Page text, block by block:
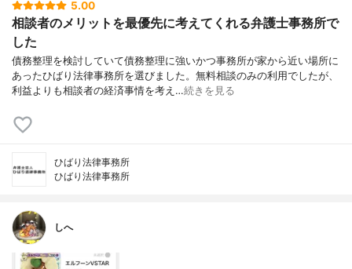
5.00
相談者のメリットを最優先に考えてくれる弁護士事務所で
した
債務整理を検討していて債務整理に強いかつ事務所が家から近い場所に
あったひばり法律事務所を選びました。無料相談のみの利用でしたが、
利益よりも相談者の経済事情を考え…続きを見る
ひばり法律事務所
ひばり法律事務所
しへ